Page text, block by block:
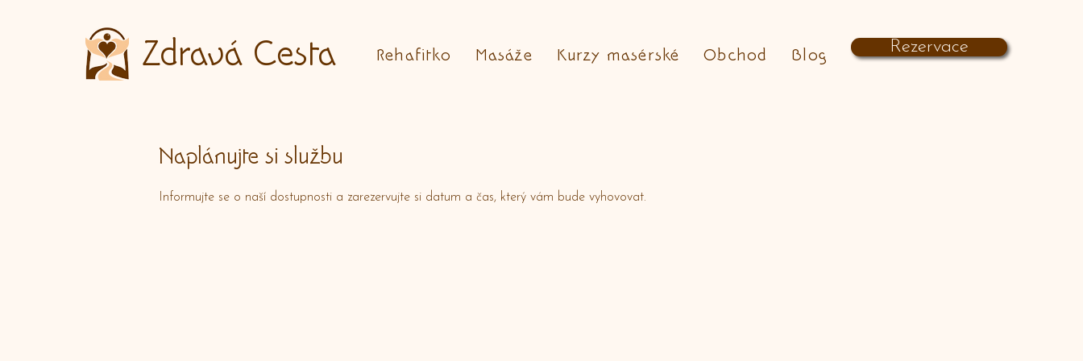
Zdravá Cesta Rehafitko Masáže Kurzy masérské Obchod Blog Rezervace
Naplánujte si službu
Informujte se o naší dostupnosti a zarezervujte si datum a čas, který vám bude vyhovovat.